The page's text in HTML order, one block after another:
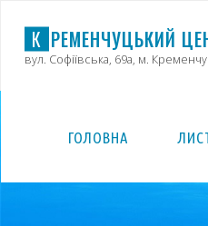
content
К РЕМЕНЧУЦЬКИЙ ЦЕ
вул. Софіївська, 69а, м.
ГОЛОВНА